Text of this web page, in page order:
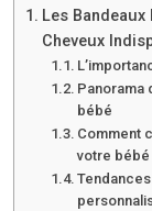
Les
Cheveux
Panorama
bébé
Comment
votre bébé